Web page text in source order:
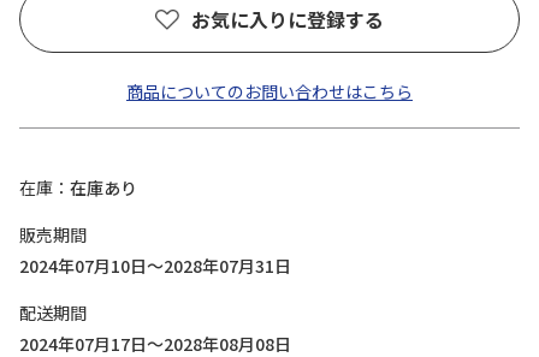
お気に入りに登録する
商品についてのお問い合わせはこちら
在庫
在庫あり
販売期間
2024年07月10日～2028年07月31日
配送期間
2024年07月17日～2028年08月08日